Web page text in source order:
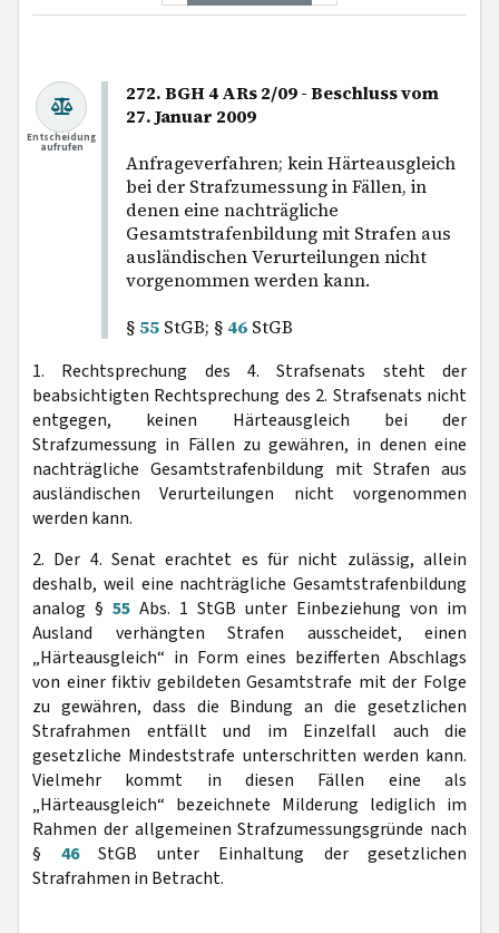
272. BGH 4 ARs 2/09 - Beschluss vom
27. Januar 2009
Anfrageverfahren; kein Härteausgleich
bei der Strafzumessung in Fällen, in
denen eine nachträgliche
Gesamtstrafenbildung mit Strafen aus
ausländischen Verurteilungen nicht
vorgenommen werden kann.
§ 55 StGB; § 46 StGB
Entscheidung
aufrufen
1. Rechtsprechung des 4. Strafsenats steht der
beabsichtigten Rechtsprechung des 2. Strafsenats nicht
entgegen, keinen Härteausgleich bei der
Strafzumessung in Fällen zu gewähren, in denen eine
nachträgliche Gesamtstrafenbildung mit Strafen aus
ausländischen Verurteilungen nicht vorgenommen
werden kann.
2. Der 4. Senat erachtet es für nicht zulässig, allein
deshalb, weil eine nachträgliche Gesamtstrafenbildung
analog § 55 Abs. 1 StGB unter Einbeziehung von im
Ausland verhängten Strafen ausscheidet, einen
„Härteausgleich“ in Form eines bezifferten Abschlags
von einer fiktiv gebildeten Gesamtstrafe mit der Folge
zu gewähren, dass die Bindung an die gesetzlichen
Strafrahmen entfällt und im Einzelfall auch die
gesetzliche Mindeststrafe unterschritten werden kann.
Vielmehr kommt in diesen Fällen eine als
„Härteausgleich“ bezeichnete Milderung lediglich im
Rahmen der allgemeinen Strafzumessungsgründe nach
§ 46StGB unter Einhaltung der gesetzlichen
Strafrahmen in Betracht.